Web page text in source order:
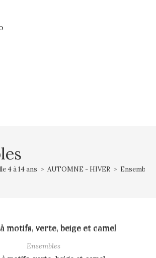
4 à 14 ans > AUTOMNE - HIVER > Ensembles
Ensembles